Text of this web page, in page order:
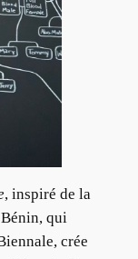
, inspiré de la
qui
crée